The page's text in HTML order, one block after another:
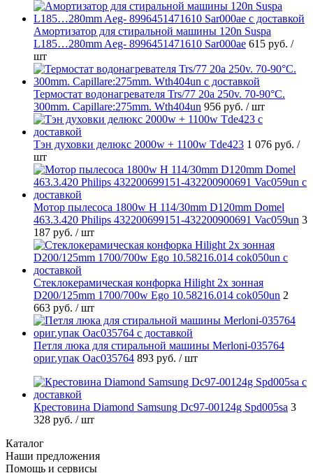
Амортизатор для стиральной машины 120n Suspa
L185…280mm Aeg- 8996451471610 Sar000ae 615 руб. /
шт
Термостат водонагревателя Trs/77 20a 250v. 70-90°C.
300mm. Capillare:275mm. Wth404un 956 руб. / шт
Тэн духовки делюкс 2000w + 1100w Tde423 1 076 руб. /
шт
Мотор пылесоса 1800w H 114/30mm D120mm Domel
463.3.420 Philips 432200699151-432200900691 Vac059un 3
187 руб. / шт
Стеклокерамическая конфорка Hilight 2х зонная
D200/125mm 1700/700w Ego 10.58216.014 cok050un 2
663 руб. / шт
Петля люка для стиральной машины Merloni-035764
ориг.упак Oac035764 893 руб. / шт
Крестовина Diamond Samsung Dc97-00124g Spd005sa 3
328 руб. / шт
Каталог
Наши предложения
Помощь и сервисы